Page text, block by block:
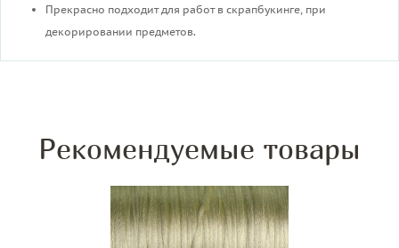
Прекрасно подходит для работ в скрапбукинге, при
декорировании предметов.
Рекомендуемые товары